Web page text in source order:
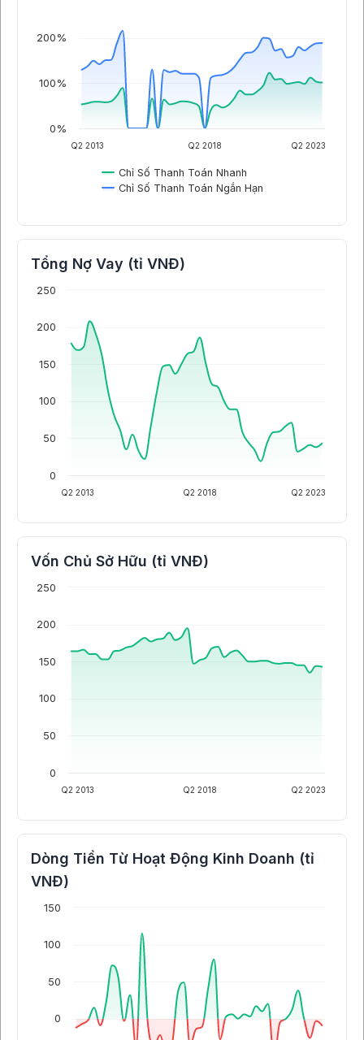
Chỉ Số Thanh Toán Nhanh
Chỉ Số Thanh Toán Ngắn Hạn
Q2 2013 Q2 2018 Q2 2023
0%
100%
200%
Tổng Nợ Vay (tỉ VNĐ)
Q2 2013 Q2 2018 Q2 2023
0
50
100
150
200
250
Vốn Chủ Sở Hữu (tỉ VNĐ)
Q2 2013 Q2 2018 Q2 2023
0
50
100
150
200
250
Dòng Tiền Từ Hoạt Động Kinh Doanh (tỉ
VNĐ)
0
50
100
150